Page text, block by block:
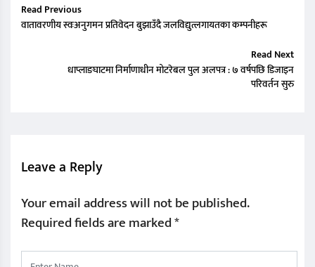
Read Previous
वातावरणीय स्वःअनुगमन प्रतिवेदन बुझाउँदै जलविद्युत्लगायतका कम्पनीहरू
Read Next
धाप्लाङघाटमा निर्माणाधीन मोटरेबल पुल अलपत्र : ७ वर्षपछि डिजाइन
परिवर्तन सुरु
Leave a Reply
Your email address will not be published.
Required fields are marked*